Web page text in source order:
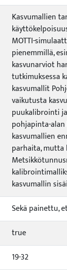
Kasvumallien
MOTTI-
pienemmillä,
kasvunarviot
tutkimuksessa
kasvumallit
vaikutusta
puukalibrointi
pohjapinta-
kasvumallien
parhaita,
kasvumallin
Sekä painettu,
true
19-32